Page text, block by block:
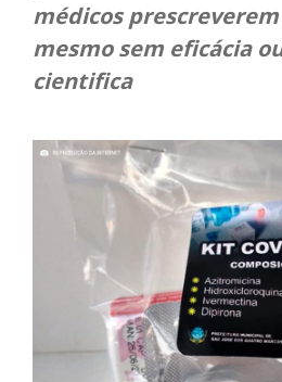
médicos
mesmo sem eficácia
cientifica